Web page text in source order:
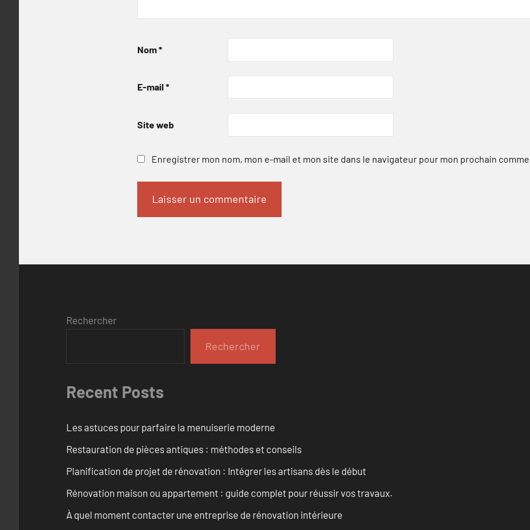
Nom*
E-mail *
Site web
Enregistrer mon nom, mon e-mail et mon site dans le navigateur pour mon prochain
Rechercher
Rechercher
Recent Posts
Les astuces pour parfaire la menuiserie moderne
Restauration de pièces antiques : méthodes et conseils
Planification de projet de rénovation : Intégrer les artisans dès le début
Rénovation maison ou appartement : guide complet pour réussir vos travaux.
À quel moment contacter une entreprise de rénovation intérieure